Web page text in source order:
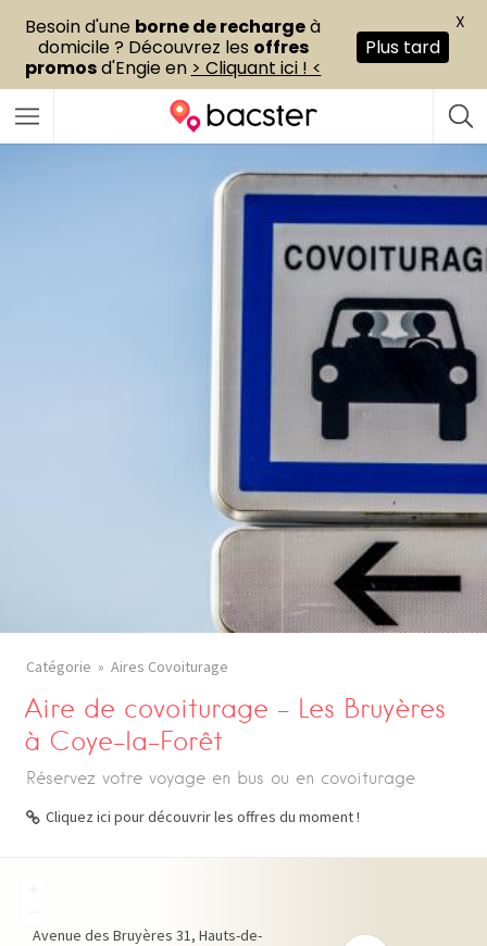
Catégorie Aires Covoiturage
Aire de covoiturage – Les Bruyères
à Coye-la-Forêt
Réservez votre voyage en bus ou en covoiturage
Cliquez ici pour découvrir les offres du moment !
Avenue des Bruyères 31 Hauts-de-
Besoin d'une borne de rechargeà
domicile ? Découvrez les offres
promosd'Engie en > Cliquant ici ! <
Plus tard
X